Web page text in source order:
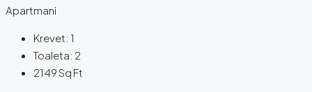
Apartmani
Krevet: 1
Toaleta: 2
2149Sq Ft